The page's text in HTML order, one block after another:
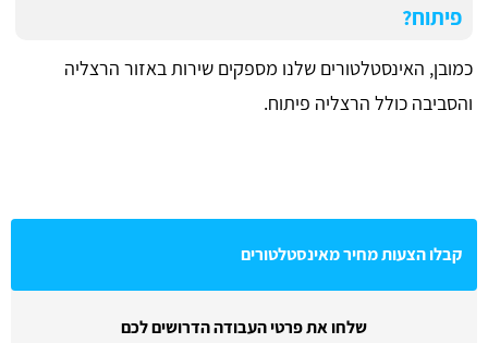
פיתוח?
כמובן, האינסטלטורים שלנו מספקים שירות באזור הרצליה
והסביבה כולל הרצליה פיתוח.
קבלו הצעות מחיר מאינסטלטורים
שלחו את פרטי העבודה הדרושים לכם